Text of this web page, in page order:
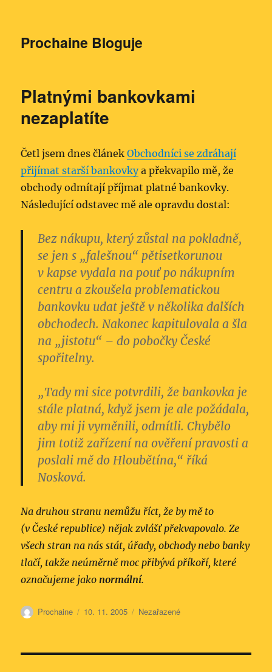
Prochaine Bloguje
Platnými bankovkami
nezaplatíte
Četl jsem dnes článekObchodníci se zdráhají
přijímat starší bankovkya překvapilo mě, že
obchody odmítají příjmat platné bankovky.
Následující odstavec mě ale opravdu dostal:
Bez nákupu, který zůstal na pokladně,
se jen s „falešnou“ pětisetkorunou
v kapse vydala na pouť po nákupním
centru a zkoušela problematickou
bankovku udat ještě v několika dalších
obchodech. Nakonec kapitulovala a šla
na „jistotu“ – do pobočky České
spořitelny.
„Tady mi sice potvrdili, že bankovka je
stále platná, když jsem je ale požádala,
aby mi ji vyměnili, odmítli. Chybělo
jim totiž zařízení na ověření pravosti a
poslali mě do Hloubětína,“ říká
Nosková.
Na druhou stranu nemůžu říct, že by mě to
(v České republice) nějak zvlášť překvapovalo. Ze
všech stran na nás stát, úřady, obchody nebo banky
tlačí, takže neúměrně moc přibývá příkoří, které
označujeme jakonormální.
Autor:
Prochaine Publikováno:
10. 11. 2005 Rubriky:
Nezařazené